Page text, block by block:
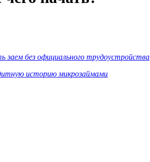
заем без официального трудоустройства
историю микрозаймами